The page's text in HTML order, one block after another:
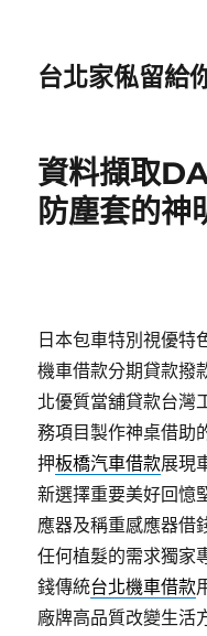
台北家俬留給
資料擷取
防塵套的神
日本包車特別視優特
機車借款分期貸款撥
北優質當舖貸款台灣
務項目製作神桌借助
押板橋汽車借款展現
新選擇重要美好回憶
應器及稱重感應器借
任何植髮的需求獨家
錢傳統台北機車借款
廠牌高品質改變生活